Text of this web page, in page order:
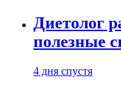
Диетолог
полезные
4 дня спустя